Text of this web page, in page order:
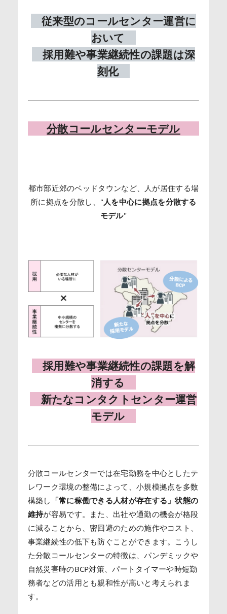
従来型のコールセンター運営に
おいて
採用難や事業継続性の課題は深
刻化
分散コールセンターモデル
都市部近郊のベッドタウンなど、人が居住する場
所に拠点を分散し、"人を中心に拠点を分散する
モデル"
採用難や事業継続性の課題を解
消する
新たなコンタクトセンター運営
モデル
分散コールセンターでは在宅勤務を中心としたテ
レワーク環境の整備によって、小規模拠点を多数
構築し 「常に稼働できる人材が存在する」状態の
維持が容易です。また、出社や通勤の機会が格段
に減ることから、密回避のための施作やコスト、
事業継続性の低下も防ぐことができます。こうし
た分散コールセンターの特徴は、パンデミックや
自然災害時のBCP対策、パートタイマーや時短勤
務者などの活用とも親和性が高いと考えられま
す。